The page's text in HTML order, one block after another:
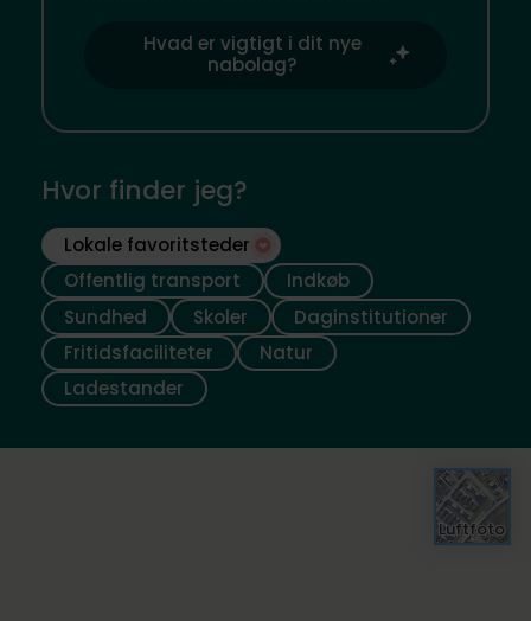
Hvad er vigtigt i dit nye
nabolag?
Hvor finder jeg?
Lokale favoritsteder
Offentlig transport
Indkøb
Sundhed
Skoler
Daginstitutioner
Fritidsfaciliteter
Natur
Ladestander
Luftfoto